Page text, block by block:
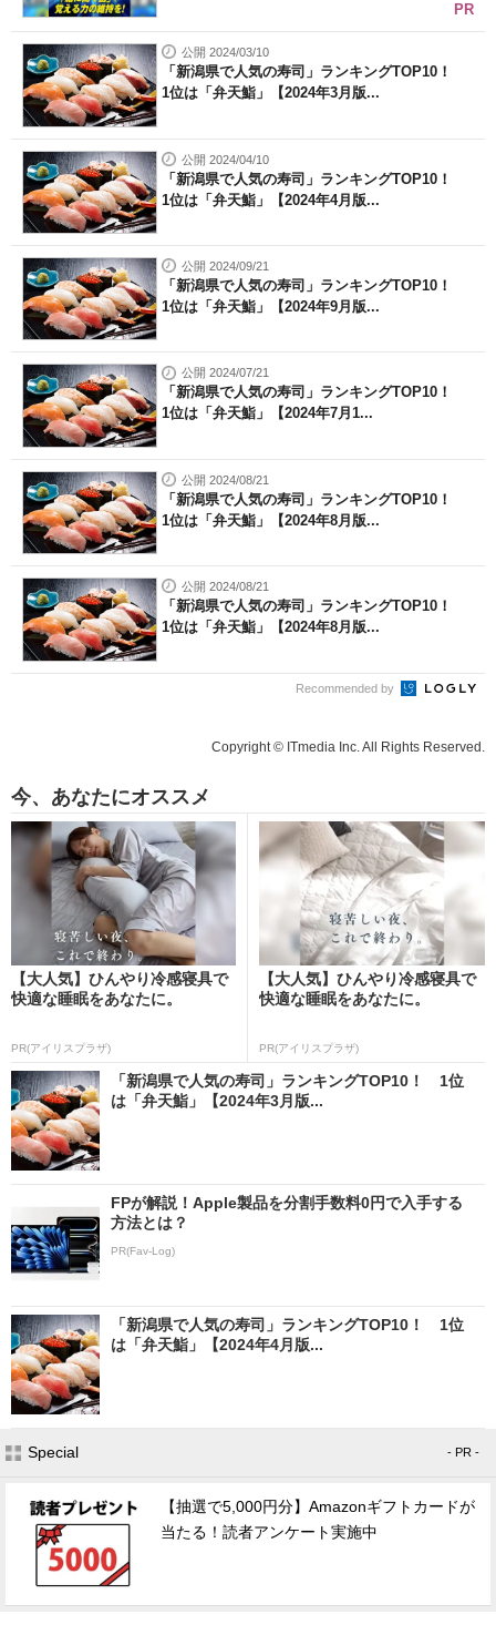
PR
公開 2024/03/10
「新潟県で人気の寿司」ランキングTOP10！
1位は「弁天鮨」【2024年3月版...
公開 2024/04/10
「新潟県で人気の寿司」ランキングTOP10！
1位は「弁天鮨」【2024年4月版...
公開 2024/09/21
「新潟県で人気の寿司」ランキングTOP10！
1位は「弁天鮨」【2024年9月版...
公開 2024/07/21
「新潟県で人気の寿司」ランキングTOP10！
1位は「弁天鮨」【2024年7月1...
公開 2024/08/21
「新潟県で人気の寿司」ランキングTOP10！
1位は「弁天鮨」【2024年8月版...
公開 2024/08/21
「新潟県で人気の寿司」ランキングTOP10！
1位は「弁天鮨」【2024年8月版...
Recommended by
Copyright © ITmedia Inc. All Rights Reserved.
今、あなたにオススメ
【大人気】ひんやり冷感寝具で
快適な睡眠をあなたに。
PR(アイリスプラザ)
【大人気】ひんやり冷感寝具で
快適な睡眠をあなたに。
PR(アイリスプラザ)
「新潟県で人気の寿司」ランキングTOP10！ 1位
は「弁天鮨」【2024年3月版...
FPが解説！Apple製品を分割手数料0円で入手する
方法とは？
PR(Fav-Log)
「新潟県で人気の寿司」ランキングTOP10！ 1位
は「弁天鮨」【2024年4月版...
Special - PR -
【抽選で5,000円分】Amazonギフトカードが
当たる！読者アンケート実施中